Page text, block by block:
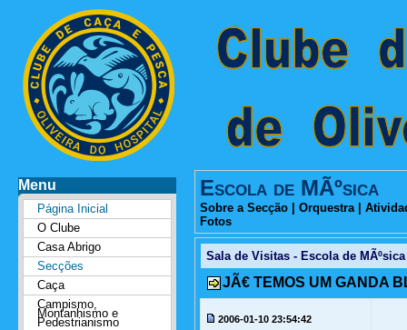
Menu
Página Inicial
O Clube
Casa Abrigo
Secções
Caça
Campismo,
Montanhismo e
Pedestrianismo
Escola de MÃºsica
Sobre a Secção Orquestra|
Fotos
Sala de Visitas - Escola de MÃºsica
JÃ€ TEMOS UM GANDA
2006-01-10 23:54:42